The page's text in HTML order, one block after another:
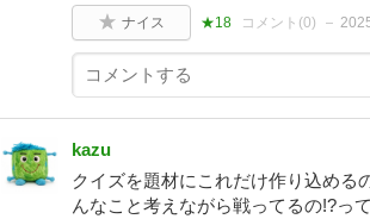
ナイス ★18 コメント(0)
kazu
クイズを題材にこれだけ作り込める
んなこと考えながら戦ってるの!?っ